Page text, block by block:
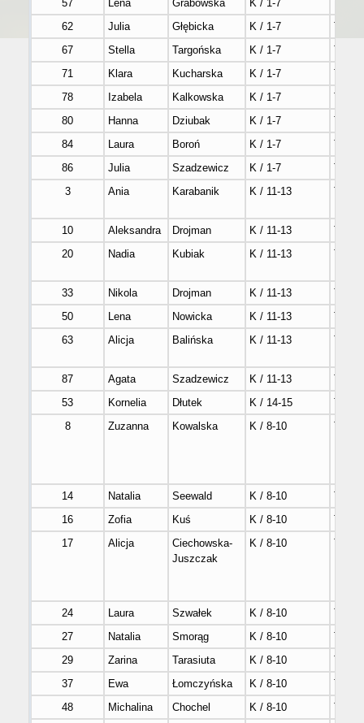
57
Lena Grabowska K / 1-7
Tak
62
Julia Głębicka K / 1-7
Tak
67
Stella Targońska K / 1-7
Tak
71
Klara Kucharska K / 1-7
Tak
78
Izabela Kalkowska K / 1-7
Tak
80
Hanna Dziubak K / 1-7
Tak
84
Laura Boroń K / 1-7
Tak
86
Julia Szadzewicz K / 1-7
Tak
3
Ania Karabanik K / 11-13 Tak
10 Aleksandra Drojman K / 11-13
Tak
20
Nadia Kubiak K / 11-13 Tak
33 Nikola Drojman K / 11-13
Tak
50
Lena Nowicka K / 11-13
Tak
63
Alicja Balińska K / 11-13 Tak
87 Agata Szadzewicz K / 11-13
Tak
53
Kornelia Dłutek K / 14-15
Tak
8
Zuzanna Kowalska K / 8-10 Tak
14 Natalia Seewald K / 8-10
Tak
16
Zofia Kuś K / 8-10
Tak
17
Alicja
Ciechowska-
Juszczak
K / 8-10 Tak
24 Laura Szwałek K / 8-10
Tak
27
Natalia Smorąg K / 8-10
Tak
29
Zarina Tarasiuta K / 8-10
Tak
37
Ewa Łomczyńska K / 8-10
Tak
48
Michalina Chochel K / 8-10
Tak